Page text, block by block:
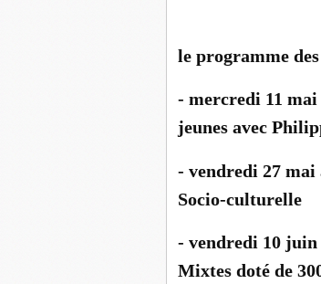
le programme
- mercredi 11
jeunes avec
- vendredi 27 mai
Socio-culturelle
- vendredi 10
Mixtes doté de